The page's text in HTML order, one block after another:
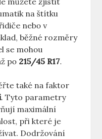
na štítku
nebo v
běžné rozměry
se mohou
po 215/45 R17.
také na faktor
. Tyto parametry
maximální
při které je
Dodržování